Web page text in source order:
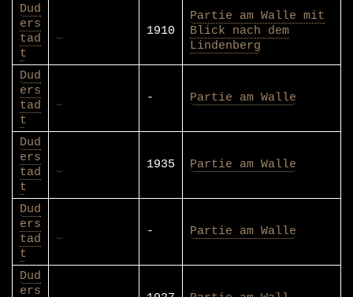
Dud
ers
tad
t
1910
Partie am Walle mit
Blick nach dem
Lindenberg
Dud
ers
tad
t
- Partie am Walle
Dud
ers
tad
t
1935 Partie am Walle
Dud
ers
tad
t
- Partie am Walle
Dud
ers